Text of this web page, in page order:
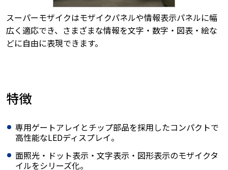
スーパーモザイクはモザイクパネルや情報表示パネルに幅
広く適応でき、さまざまな情報を文字・数字・図表・絵な
どに自由に表現できます。
特徴
専用ゲートアレイとチップ部品を採用したコンパクトで
高性能なLEDディスプレイ。
面照光・ドット表示・文字表示・図形表示のモザイクタ
イルをシリーズ化。